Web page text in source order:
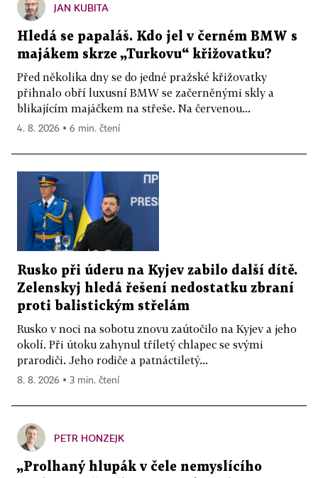
JAN KUBITA
Hledá se papaláš. Kdo jel v černém BMW s
majákem skrze „Turkovu“ křižovatku?
Před několika dny se do jedné pražské křižovatky
přihnalo obří luxusní BMW se začerněnými skly a
blikajícím majáčkem na střeše. Na červenou...
4. 8. 2026 ▪ 6 min. čtení
Rusko při úderu na Kyjev zabilo další dítě.
Zelenskyj hledá řešení nedostatku zbraní
proti balistickým střelám
Rusko v noci na sobotu znovu zaútočilo na Kyjev a jeho
okolí. Při útoku zahynul tříletý chlapec se svými
prarodiči. Jeho rodiče a patnáctiletý...
8. 8. 2026 ▪ 3 min. čtení
PETR HONZEJK
„Prolhaný hlupák v čele nemyslícího